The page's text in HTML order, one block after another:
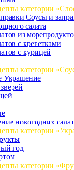
категории
Соусы и
салата
из
с креветками
с курицей
категории
Украшение
новогодних
категории
год
категории